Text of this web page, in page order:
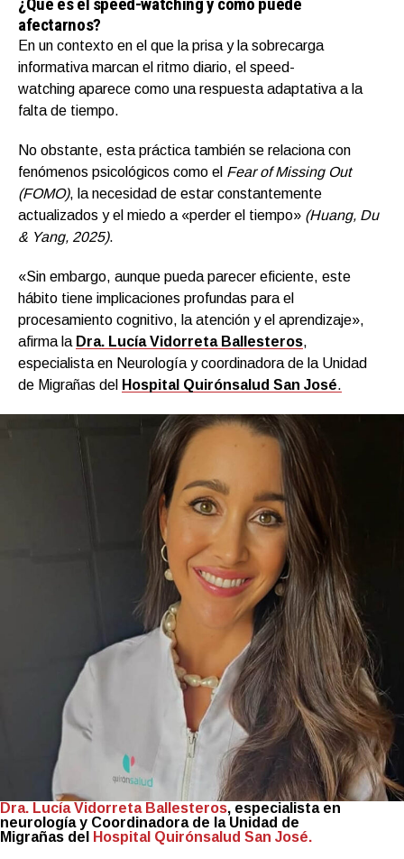
afectarnos?
En un contexto en el que la prisa y la sobrecarga
informativa marcan el ritmo diario, el speed-
watching aparece como una respuesta adaptativa a la
falta de tiempo.
No obstante, esta práctica también se relaciona con
fenómenos psicológicos como el Fear of Missing Out
(FOMO), la necesidad de estar constantemente
actualizados y el miedo a «perder el tiempo» (Huang, Du
& Yang, 2025).
«Sin embargo, aunque pueda parecer eficiente, este
hábito tiene implicaciones profundas para el
procesamiento cognitivo, la atención y el aprendizaje»,
afirma la Dra. Lucía Vidorreta Ballesteros,
especialista en Neurología y coordinadora de la Unidad
de Migrañas del Hospital Quirónsalud San José.
Dra. Lucía Vidorreta Ballesteros, especialista en
neurología y Coordinadora de la Unidad de
Migrañas del
Hospital Quirónsalud San José.